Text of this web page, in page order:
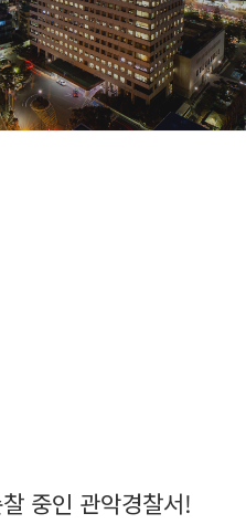
중인 관악경찰서!